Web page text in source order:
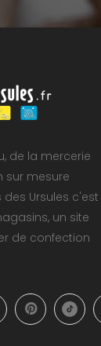
de la mercerie
sur mesure
des Ursules c'est
un site
de confection